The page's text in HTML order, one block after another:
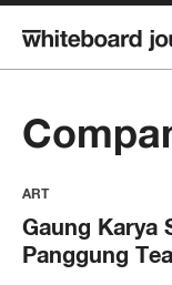
ART
Gaung Karya
Panggung